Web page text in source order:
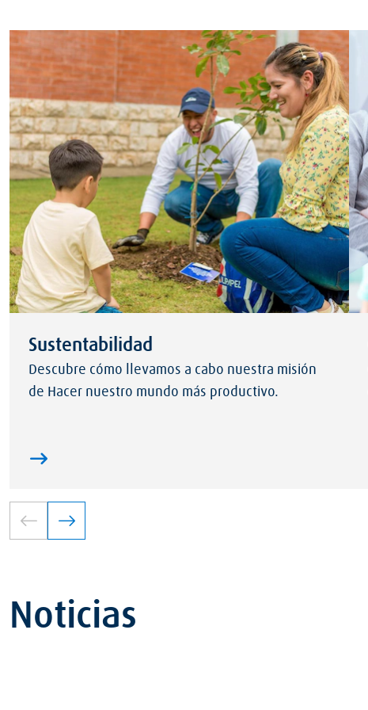
Sustentabilidad
Descubre cómo llevamos a cabo nuestra misión
de Hacer nuestro mundo más productivo.
Noticias